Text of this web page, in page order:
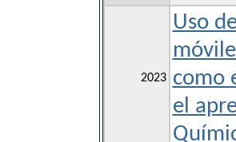
2023
Uso
como
el